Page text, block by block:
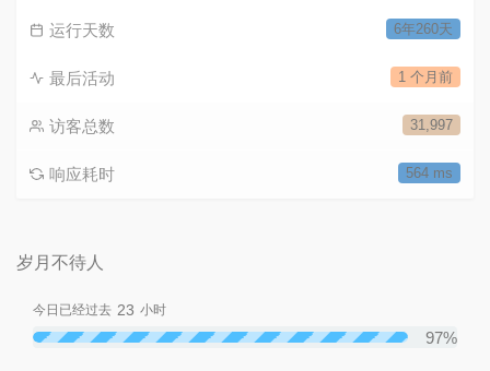
6年260天
运行天数
1 个月前
最后活动
31,997
访客总数
564 ms
响应耗时
岁月不待人
今日已经过去 23 小时
97%